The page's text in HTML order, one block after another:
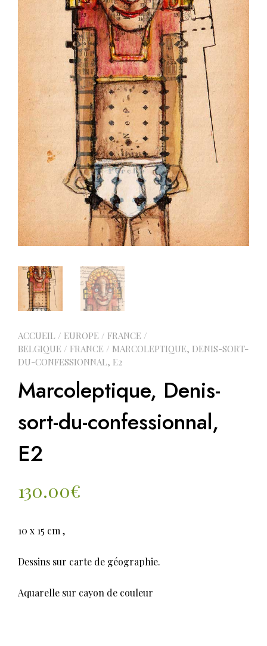
ACCUEIL / EUROPE / FRANCE /
BELGIQUE / FRANCE / MARCOLEPTIQUE, DENIS-SORT-
DU-CONFESSIONNAL, E2
Marcoleptique, Denis-
sort-du-confessionnal,
E2
130.00€
10 x 15 cm ,
Dessins sur carte de géographie.
Aquarelle sur cayon de couleur